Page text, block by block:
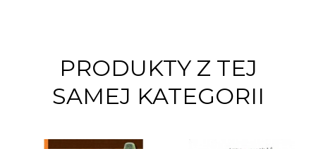
PRODUKTY Z TEJ
SAMEJ KATEGORII